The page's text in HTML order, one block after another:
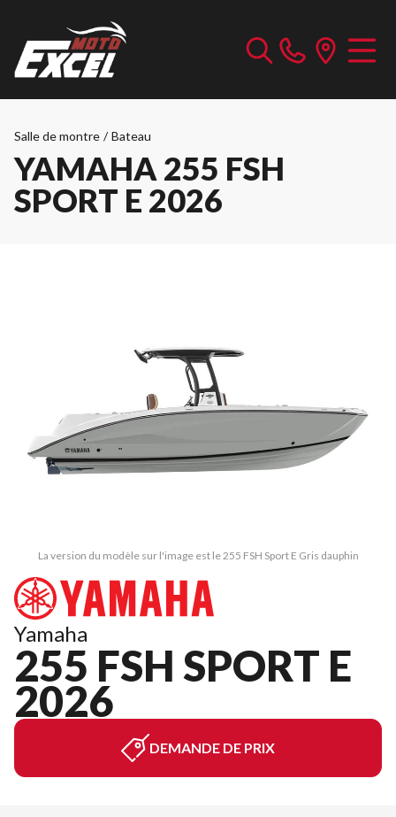
Salle de montre / Bateau
YAMAHA 255 FSH
SPORT E 2026
La version du modèle sur l'image est le 255 FSH Sport E Gris dauphin
Yamaha
255 FSH SPORT E
2026
DEMANDE DE PRIX